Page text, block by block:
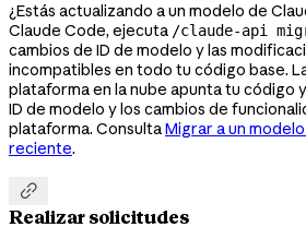
¿Estás actualizando a un modelo de
Claude Code, ejecuta /claude-api
cambios de ID de modelo y las
incompatibles en todo tu código base.
plataforma en la nube apunta tu código
ID de modelo y los cambios de
plataforma. ConsultaMigrar a un
reciente.

Realizar solicitudes